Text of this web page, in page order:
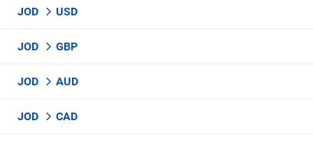
JOD USD
JOD GBP
JOD AUD
JOD CAD